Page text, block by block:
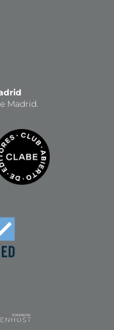
Madrid.